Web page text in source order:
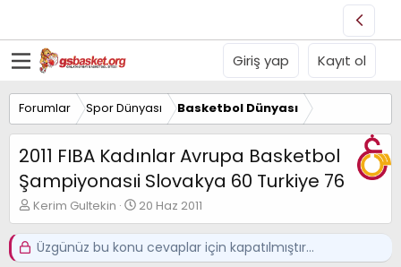
Giriş yap Kayıt ol
Forumlar Spor Dünyası Basketbol Dünyası
2011 FIBA Kadınlar Avrupa Basketbol
Şampiyonasıi Slovakya 60 Turkiye 76
K
o
n
u
Kerim Gultekin
B
a
ş
l
20 Haz 2011
Üzgünüz bu konu cevaplar için kapatılmıştır...